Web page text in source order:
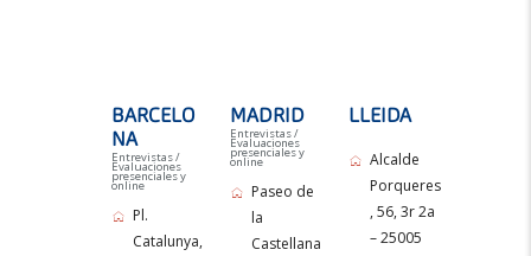
BARCELO
NA
Entrevistas /
Evaluaciones
presenciales y
online
Pl.
Catalunya,
MADRID
Entrevistas /
Evaluaciones
presenciales y
online
Paseo de
la
Castellana
LLEIDA
Alcalde
Porqueres
, 56, 3r 2a
– 25005